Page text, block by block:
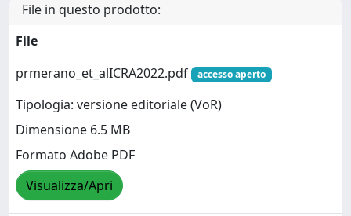
File in questo prodotto:
File
prmerano_et_alICRA2022.pdf
accesso aperto
Tipologia: versione editoriale (VoR)
Dimensione 6.5 MB
Formato Adobe PDF
Visualizza/Apri